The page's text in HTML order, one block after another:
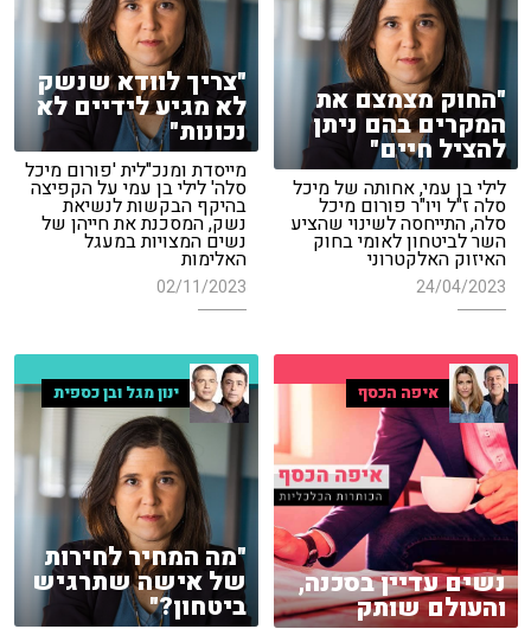
"צריך לוודא שנשק
לא מגיע לידיים לא
נכונות"
מייסדת ומנכ"לית 'פורום מיכל
סלה' לילי בן עמי על הקפיצה
בהיקף הבקשות לנשיאת
נשק, המסכנת את חייהן של
נשים המצויות במעגל
האלימות
02/11/2023
"החוק מצמצם את
המקרים בהם ניתן
להציל חיים"
לילי בן עמי, אחותה של מיכל
סלה ז"ל ויו"ר פורום מיכל
סלה, התייחסה לשינוי שהציע
השר לביטחון לאומי בחוק
האיזוק האלקטרוני
24/04/2023
איפה הכסף
נשים עדיין בסכנה,
והעולם שותק
ינון מגל ובן כספית
"מה המחיר לחירות
של אישה שתרגיש
ביטחון?"